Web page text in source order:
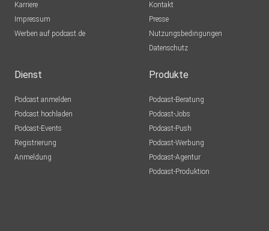
Karriere
Impressum
Werben auf podcast.de
Kontakt
Presse
Nutzungsbedingungen
Datenschutz
Dienst
Podcast anmelden
Podcast hochladen
Podcast-Events
Registrierung
Anmeldung
Produkte
Podcast-Beratung
Podcast-Jobs
Podcast-Push
Podcast-Werbung
Podcast-Agentur
Podcast-Produktion